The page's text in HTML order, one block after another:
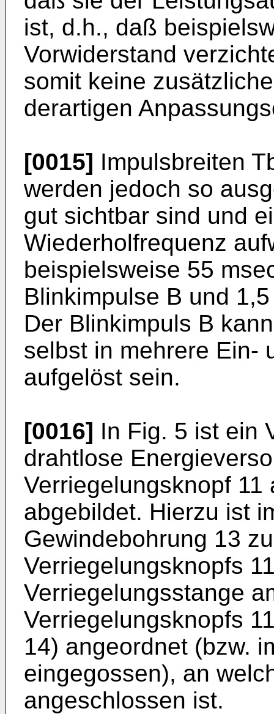
ist, d.h., daß
Vorwiderstand
somit keine
derartigen
[0015] Impulsbreiten
werden jedoch so
gut sichtbar sind und
Wiederholfrequenz
beispielsweise 55
Blinkimpulse B und
Der Blinkimpuls B
selbst in mehrere Ein-
aufgelöst sein.
[0016] In Fig. 5 ist ein
drahtlose
Verriegelungsknopf
abgebildet. Hierzu ist
Gewindebohrung 13
Verriegelungsknopfs
Verriegelungsstange
Verriegelungsknopfs
14) angeordnet (bzw.
eingegossen), an
angeschlossen ist.